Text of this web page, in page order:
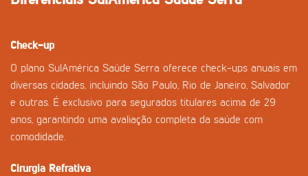
Check-up
O plano SulAmérica Saúde Serra oferece check-ups anuais em
diversas cidades, incluindo São Paulo, Rio de Janeiro, Salvador
e outras. É exclusivo para segurados titulares acima de 29
anos, garantindo uma avaliação completa da saúde com
comodidade.
Cirurgia Refrativa